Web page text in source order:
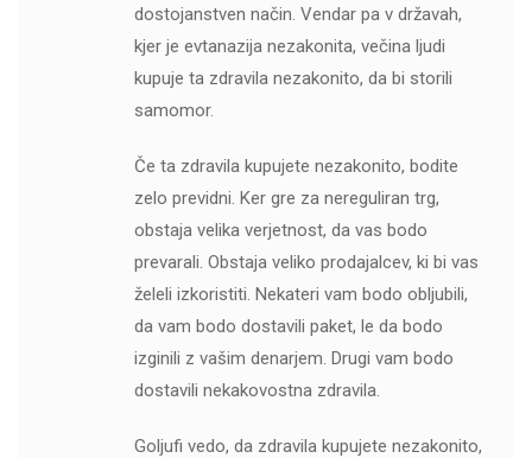
dostojanstven način. Vendar pa v državah,
kjer je evtanazija nezakonita, večina ljudi
kupuje ta zdravila nezakonito, da bi storili
samomor.
Če ta zdravila kupujete nezakonito, bodite
zelo previdni. Ker gre za nereguliran trg,
obstaja velika verjetnost, da vas bodo
prevarali. Obstaja veliko prodajalcev, ki bi vas
želeli izkoristiti. Nekateri vam bodo obljubili,
da vam bodo dostavili paket, le da bodo
izginili z vašim denarjem. Drugi vam bodo
dostavili nekakovostna zdravila.
Goljufi vedo, da zdravila kupujete nezakonito,